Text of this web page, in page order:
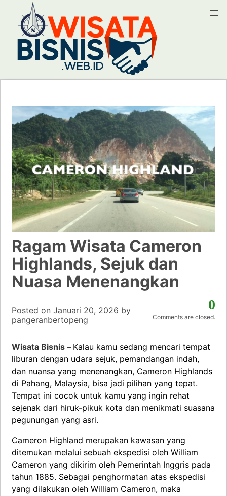
Ragam Wisata Cameron
Highlands, Sejuk dan
Nuasa Menenangkan
0
Comments are closed.
Posted on Januari 20, 2026 by
pangeranbertopeng
Wisata Bisnis – Kalau kamu sedang mencari tempat
liburan dengan udara sejuk, pemandangan indah,
dan nuansa yang menenangkan, Cameron Highlands
di Pahang, Malaysia, bisa jadi pilihan yang tepat.
Tempat ini cocok untuk kamu yang ingin rehat
sejenak dari hiruk-pikuk kota dan menikmati suasana
pegunungan yang asri.
Cameron Highland merupakan kawasan yang
ditemukan melalui sebuah ekspedisi oleh William
Cameron yang dikirim oleh Pemerintah Inggris pada
tahun 1885. Sebagai penghormatan atas ekspedisi
yang dilakukan oleh William Cameron, maka